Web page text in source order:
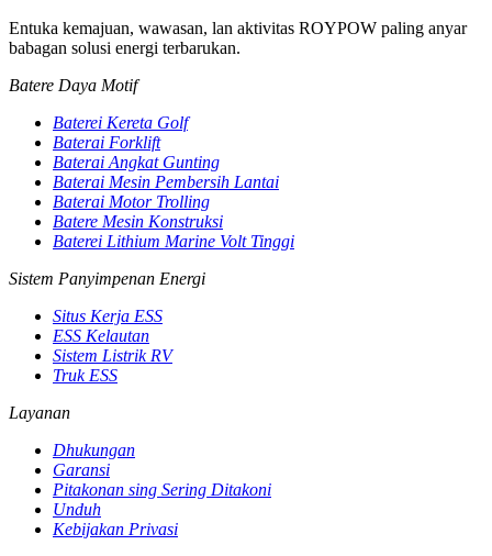
Entuka kemajuan, wawasan, lan aktivitas ROYPOW paling anyar
babagan solusi energi terbarukan.
Batere Daya Motif
Baterei Kereta Golf
Baterai Forklift
Baterai Angkat Gunting
Baterai Mesin Pembersih Lantai
Baterai Motor Trolling
Batere Mesin Konstruksi
Baterei Lithium Marine Volt Tinggi
Sistem Panyimpenan Energi
Situs Kerja ESS
ESS Kelautan
Sistem Listrik RV
Truk ESS
Layanan
Dhukungan
Garansi
Pitakonan sing Sering Ditakoni
Unduh
Kebijakan Privasi